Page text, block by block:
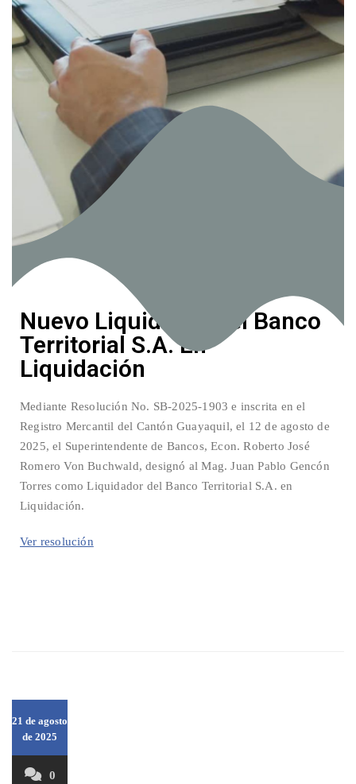
Nuevo Liquidador del Banco
Territorial S.A. En
Liquidación
Mediante Resolución No. SB-2025-1903 e inscrita en el
Registro Mercantil del Cantón Guayaquil, el 12 de agosto de
2025, el Superintendente de Bancos, Econ. Roberto José
Romero Von Buchwald, designó al Mag. Juan Pablo Gencón
Torres como Liquidador del Banco Territorial S.A. en
Liquidación.
Ver resolución
21 de agosto
de 2025
0